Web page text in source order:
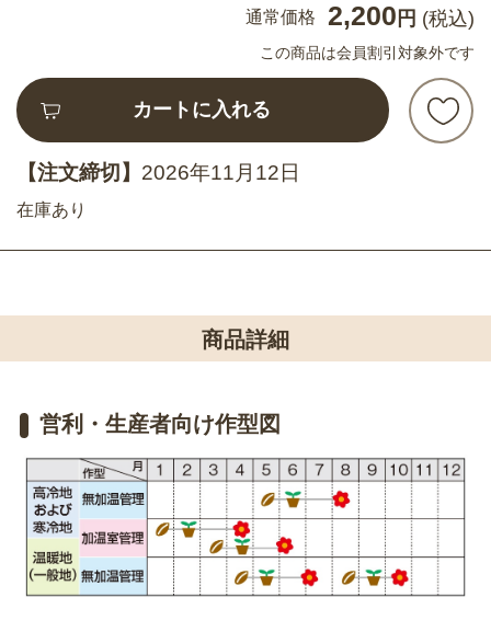
通常価格 2,200 円 (税込)
この商品は会員割引対象外です
カートに入れる
【注文締切】 2026年11月12日
在庫あり
商品詳細
営利・生産者向け作型図